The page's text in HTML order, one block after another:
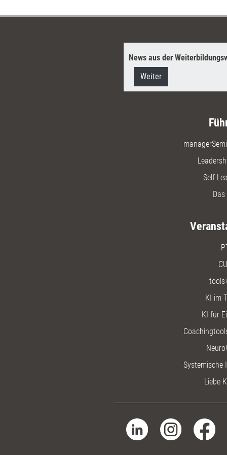
News aus der
Weiter
Self-
KI im
KI für
Systemische
Liebe